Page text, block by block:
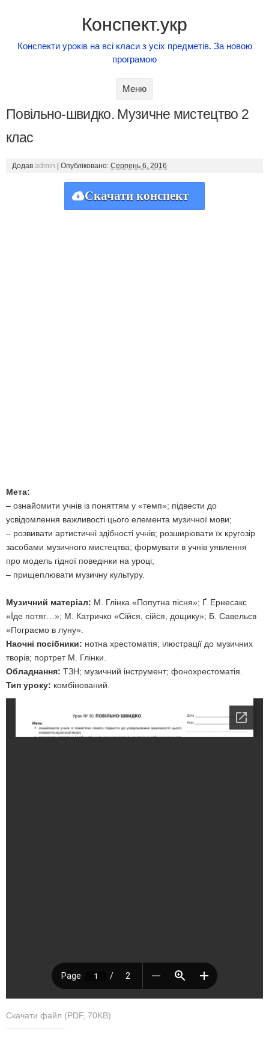
Конспект.укр
Конспекти уроків на всі класи з усіх предметів. За новою
програмою
Меню
Повільно-швидко. Музичне мистецтво 2
клас
Додав admin Опубліковано: Серпень 6, 2016
Скачати конспект
Мета:
– ознайомити учнів із поняттям y «темп»; підвести до
усвідомлення важливості цього елемента музичної мови;
– розвивати артистичні здібності учнів; розширювати їх кругозір
засобами музичного мистецтва; формувати в учнів уявлення
про модель гідної поведінки на уроці;
– прищеплювати музичну культуру.
Музичний матеріал: М. Глінка «Попутна пісня»; Ґ. Ернесакс
«Їде потяг…»; М. Катричко «Сійся, сійся, дощику»; Б. Савельєв
«Пограємо в луну».
Наочні посібники: нотна хрестоматія; ілюстрації до музичних
творів; портрет М. Глінки.
Обладнання: ТЗН; музичний інструмент; фонохрестоматія.
Тип уроку: комбінований.
Скачати файл (PDF, 70KB)